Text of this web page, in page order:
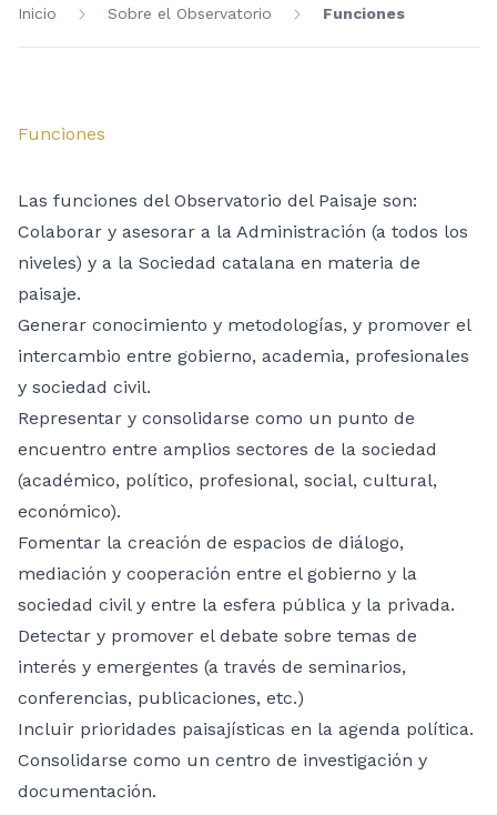
Inicio Sobre el Observatorio Funciones
Funciones
Las funciones del Observatorio del Paisaje son:
Colaborar y asesorar a la Administración (a todos los
niveles) y a la Sociedad catalana en materia de
paisaje.
Generar conocimiento y metodologías, y promover el
intercambio entre gobierno, academia, profesionales
y sociedad civil.
Representar y consolidarse como un punto de
encuentro entre amplios sectores de la sociedad
(académico, político, profesional, social, cultural,
económico).
Fomentar la creación de espacios de diálogo,
mediación y cooperación entre el gobierno y la
sociedad civil y entre la esfera pública y la privada.
Detectar y promover el debate sobre temas de
interés y emergentes (a través de seminarios,
conferencias, publicaciones, etc.)
Incluir prioridades paisajísticas en la agenda política.
Consolidarse como un centro de investigación y
documentación.